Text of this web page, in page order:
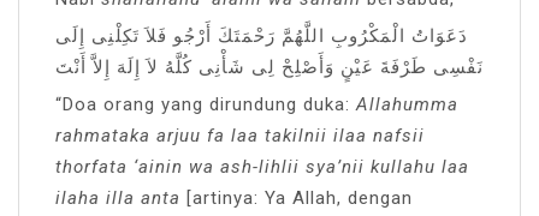
دَعَوَاتُ الْمَكْرُوبِ اللَّهُمَّ رَحْمَتَكَ أَرْجُو فَلاَ تَكِلْنِى إِلَى
نَفْسِى طَرْفَةَ عَيْنٍ وَأَصْلِحْ لِى شَأْنِى كُلَّهُ لاَ إِلَهَ إِلاَّ أَنْتَ
“Doa orang yang dirundung duka:Allahumma
rahmataka arjuu fa laa takilnii ilaa nafsii
thorfata ‘ainin wa ash-lihlii sya’nii kullahu laa
ilaha illa anta [artinya: Ya Allah, dengan